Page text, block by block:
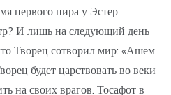
первого пира у Эстер
И лишь на следующий день
Творец сотворил мир: «Ашем
будет царствовать во веки